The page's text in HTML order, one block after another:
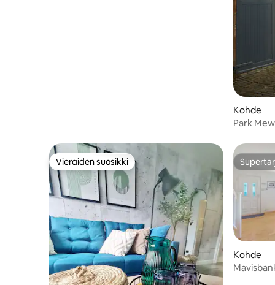
Kohde
Park
Vieraiden suosikki
Vieraiden suosikki
Kohde